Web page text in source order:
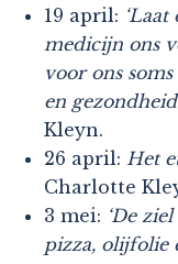
19 april:
medicijn ons
voor ons
en
Kleyn.
26 april: Het
Charlotte
3 mei: ‘De
pizza, olijfolie